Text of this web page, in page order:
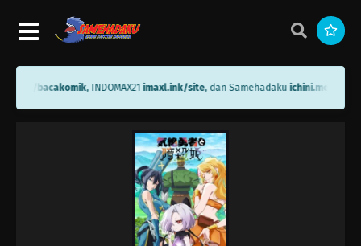
bacakomik, INDOMAX21imaxl.ink/site, dan Samehadakuichini.me/